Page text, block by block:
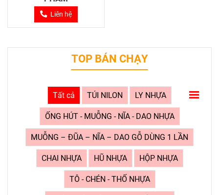
Liên hệ
TOP BÁN CHẠY
Tất cả TÚI NILON LY NHỰA
ỐNG HÚT - MUỖNG - NĨA - DAO NHỰA
MUỖNG – ĐŨA – NĨA – DAO GỖ DÙNG 1 LẦN
CHAI NHỰA HŨ NHỰA HỘP NHỰA
TÔ - CHÉN - THỐ NHỰA